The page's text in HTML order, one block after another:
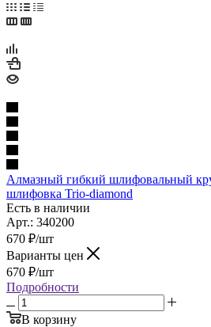
Алмазный гибкий шлифовальный
шлифовка Trio-diamond
Есть в наличии
Арт.: 340200
670 ₽/шт
Варианты цен
670 ₽/шт
Подробности
В корзину